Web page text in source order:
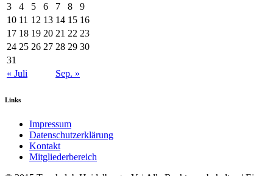
3
4 5 6 7 8
9
10 11 12 13 14 15 16
17 18 19 20 21 22 23
24 25 26 27 28 29 30
31
« Juli
Sep. »
Links
Impressum
Datenschutzerklärung
Kontakt
Mitgliederbereich